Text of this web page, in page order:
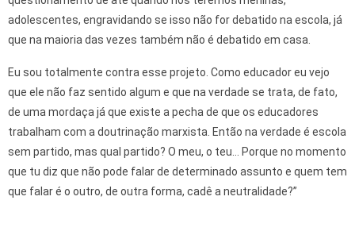
adolescentes, engravidando se isso não for debatido na escola, já
que na maioria das vezes também não é debatido em casa.
Eu sou totalmente contra esse projeto. Como educador eu vejo
que ele não faz sentido algum e que na verdade se trata, de fato,
de uma mordaça já que existe a pecha de que os educadores
trabalham com a doutrinação marxista. Então na verdade é escola
sem partido, mas qual partido? O meu, o teu… Porque no momento
que tu diz que não pode falar de determinado assunto e quem tem
que falar é o outro, de outra forma, cadê a neutralidade?”